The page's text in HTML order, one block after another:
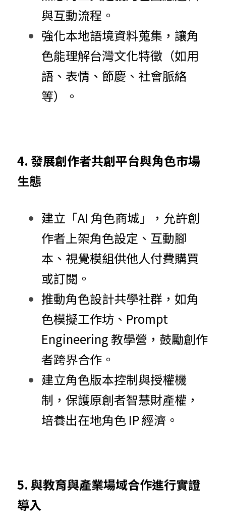
與互動流程。
強化本地語境資料蒐集，讓角
色能理解台灣文化特徵（如用
語、表情、節慶、社會脈絡
等）。
4. 發展創作者共創平台與角色市場
生態
建立「AI 角色商城」，允許創
作者上架角色設定、互動腳
本、視覺模組供他人付費購買
或訂閱。
推動角色設計共學社群，如角
色模擬工作坊、Prompt
Engineering 教學營，鼓勵創作
者跨界合作。
建立角色版本控制與授權機
制，保護原創者智慧財產權，
培養出在地角色 IP 經濟。
5. 與教育與產業場域合作進行實證
導入